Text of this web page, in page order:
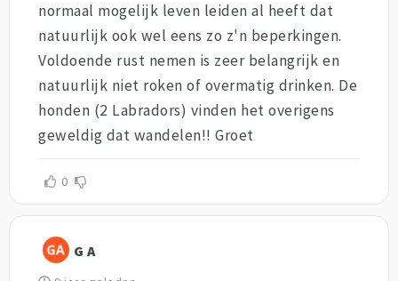
normaal mogelijk leven leiden al heeft dat
natuurlijk ook wel eens zo z'n beperkingen.
Voldoende rust nemen is zeer belangrijk en
natuurlijk niet roken of overmatig drinken. De
honden (2 Labradors) vinden het overigens
geweldig dat wandelen!! Groet
0
G A